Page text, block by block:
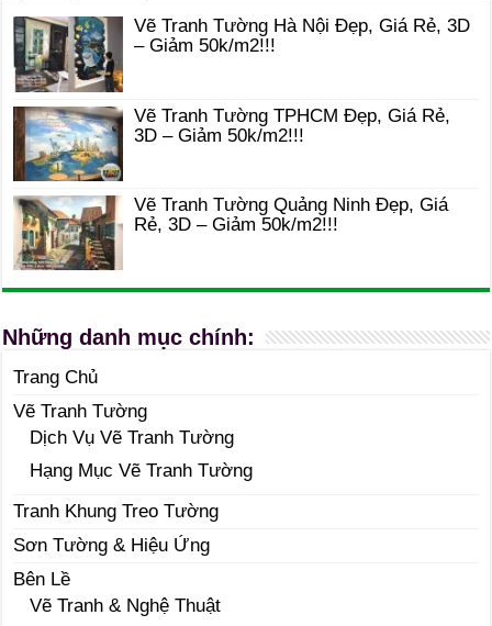
Vẽ Tranh Tường Hà Nội Đẹp, Giá Rẻ, 3D
– Giảm 50k/m2!!!
Vẽ Tranh Tường TPHCM Đẹp, Giá Rẻ,
3D – Giảm 50k/m2!!!
Vẽ Tranh Tường Quảng Ninh Đẹp, Giá
Rẻ, 3D – Giảm 50k/m2!!!
Những danh mục chính:
Trang Chủ
Vẽ Tranh Tường
Dịch Vụ Vẽ Tranh Tường
Hạng Mục Vẽ Tranh Tường
Tranh Khung Treo Tường
Sơn Tường & Hiệu Ứng
Bên Lề
Vẽ Tranh & Nghệ Thuật